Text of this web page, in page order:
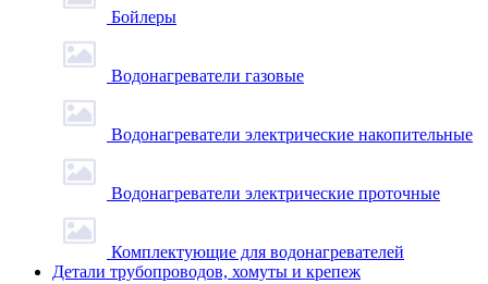
Бойлеры
Водонагреватели газовые
Водонагреватели электрические накопительные
Водонагреватели электрические проточные
Комплектующие для водонагревателей
Детали трубопроводов, хомуты и крепеж